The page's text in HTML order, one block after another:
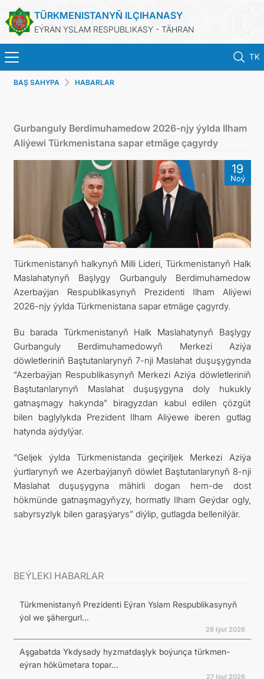
TÜRKMENISTANYŇ ILÇIHANASY
EÝRAN YSLAM RESPUBLIKASY - TÄHRAN
TK
BAŞ SAHYPA
TÜRKMENISTAN
KONSULLYK HYZMATLARY
DIM
ARAGATNAŞYK
BAŞ SAHYPA HABARLAR
Gurbanguly Berdimuhamedow 2026-njy ýylda Ilham
Aliýewi Türkmenistana sapar etmäge çagyrdy
19
Noý
Türkmenistanyň halkynyň Milli Lideri, Türkmenistanyň Halk
Maslahatynyň Başlygy Gurbanguly Berdimuhamedow
Azerbaýjan Respublikasynyň Prezidenti Ilham Aliýewi
2026-njy ýylda Türkmenistana sapar etmäge çagyrdy.
Bu barada Türkmenistanyň Halk Maslahatynyň Başlygy
Gurbanguly Berdimuhamedowyň Merkezi Aziýa
döwletleriniň Baştutanlarynyň 7-nji Maslahat duşuşygynda
“Azerbaýjan Respublikasynyň Merkezi Aziýa döwletleriniň
Baştutanlarynyň Maslahat duşuşygyna doly hukukly
gatnaşmagy hakynda” biragyzdan kabul edilen çözgüt
bilen baglylykda Prezident Ilham Aliýewe iberen gutlag
hatynda aýdylýar.
“Geljek ýylda Türkmenistanda geçiriljek Merkezi Aziýa
ýurtlarynyň we Azerbaýjanyň döwlet Baştutanlarynyň 8-nji
Maslahat duşuşygyna mähirli dogan hem-de dost
hökmünde gatnaşmagyňyzy, hormatly Ilham Geýdar ogly,
sabyrsyzlyk bilen garaşýarys” diýlip, gutlagda bellenilýär.
BEÝLEKI HABARLAR
Türkmenistanyň Prezidenti Eýran Yslam Respublikasynyň
ýol we şähergurl...
28 Iýul 2026
Aşgabatda Ykdysady hyzmatdaşlyk boýunça türkmen-
eýran hökümetara topar...
27 Iýul 2026